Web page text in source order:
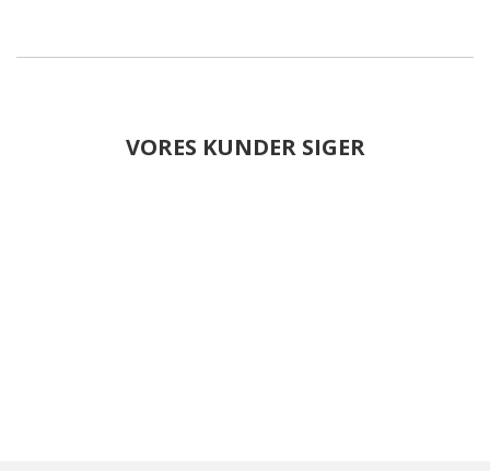
VORES KUNDER SIGER